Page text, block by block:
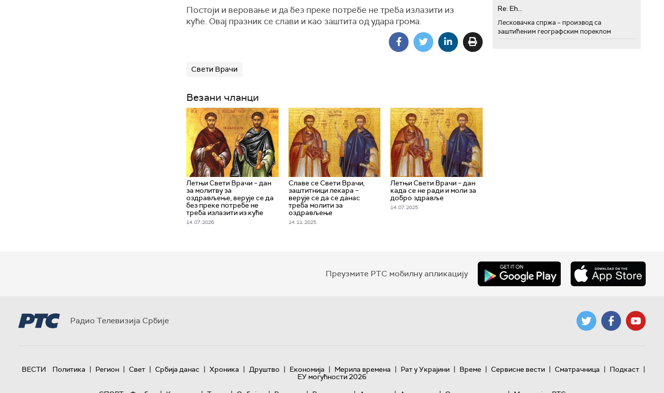
Постоји и веровање и да без преке потребе не треба излазити из
куће. Овај празник се слави и као заштита од удара грома.
Свети Врачи
Везани чланци
Летњи Свети Врачи – дан
за молитву за
оздрављење, верује се да
без преке потребе не
треба излазити из куће
14. 07. 2026.
Славе се Свети Врачи,
заштитници лекара –
верује се да се данас
треба молити за
оздрављење
14. 11. 2025.
Летњи Свети Врачи – дан
када се не ради и моли за
добро здравље
14. 07. 2025.
Re: Eh...
Лесковачка спржа – производ са
заштићеним географским пореклом
Преузмите РТС мобилну апликацију
Радио Телевизија Србије
ВЕСТИ Политика | Регион | Свет | Србија данас | Хроника | Друштво | Економија | Мерила времена | Рат у Украјини | Време | Сервисне вести | Сматрачница | Подкаст |
ЕУ могућности 2026